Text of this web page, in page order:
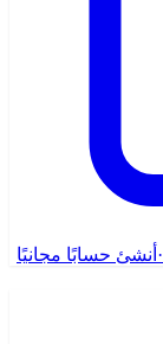
· أنشئ حسابًا مجانيًا